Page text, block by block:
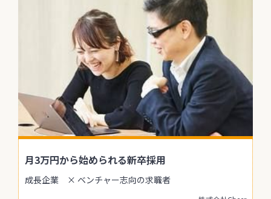
月3万円から始められる新卒採用
成長企業 × ベンチャー志向の求職者